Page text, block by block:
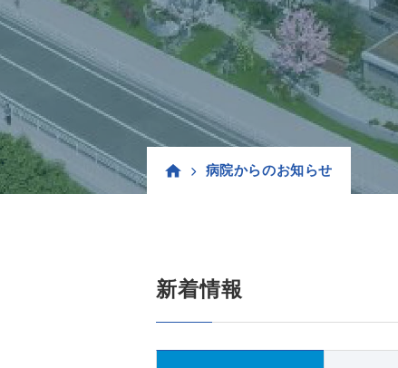
病院からのお知らせ
新着情報